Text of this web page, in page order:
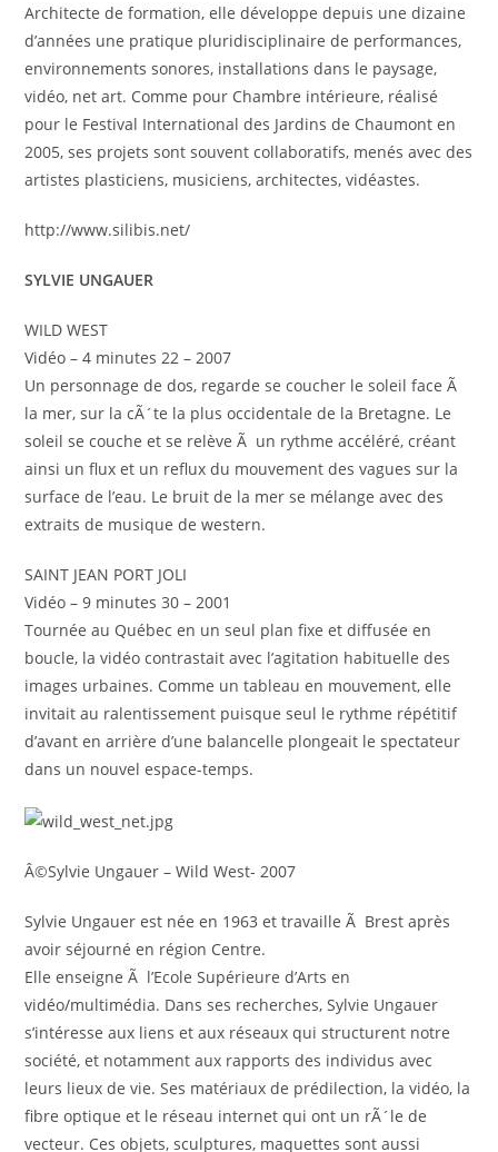
Architecte de formation, elle développe depuis une dizaine
d’années une pratique pluridisciplinaire de performances,
environnements sonores, installations dans le paysage,
vidéo, net art. Comme pour Chambre intérieure, réalisé
pour le Festival International des Jardins de Chaumont en
2005, ses projets sont souvent collaboratifs, menés avec des
artistes plasticiens, musiciens, architectes, vidéastes.
http://www.silibis.net/
SYLVIE UNGAUER
WILD WEST
Vidéo – 4 minutes 22 – 2007
Un personnage de dos, regarde se coucher le soleil face Ã
la mer, sur la cÃ´te la plus occidentale de la Bretagne. Le
soleil se couche et se relève Ã un rythme accéléré, créant
ainsi un flux et un reflux du mouvement des vagues sur la
surface de l’eau. Le bruit de la mer se mélange avec des
extraits de musique de western.
SAINT JEAN PORT JOLI
Vidéo – 9 minutes 30 – 2001
Tournée au Québec en un seul plan fixe et diffusée en
boucle, la vidéo contrastait avec l’agitation habituelle des
images urbaines. Comme un tableau en mouvement, elle
invitait au ralentissement puisque seul le rythme répétitif
d’avant en arrière d’une balancelle plongeait le spectateur
dans un nouvel espace-temps.
Â©Sylvie Ungauer – Wild West- 2007
Sylvie Ungauer est née en 1963 et travaille Ã Brest après
avoir séjourné en région Centre.
Elle enseigne Ã l’Ecole Supérieure d’Arts en
vidéo/multimédia. Dans ses recherches, Sylvie Ungauer
s’intéresse aux liens et aux réseaux qui structurent notre
société, et notamment aux rapports des individus avec
leurs lieux de vie. Ses matériaux de prédilection, la vidéo, la
fibre optique et le réseau internet qui ont un rÃ´le de
vecteur. Ces objets, sculptures, maquettes sont aussi